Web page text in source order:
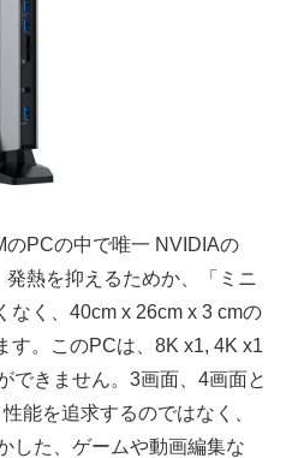
PCの中で唯一 NVIDIAの
熱を抑えるためか、「ミニ
なく、40cm x 26cm x 3 cmの
す。このPCは、8K x1, 4K x1
できません。3画面、4画面と
能を追求するのではなく、
した、ゲームや動画編集な